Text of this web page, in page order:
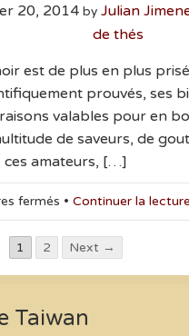
Préparation
20, 2014 by Julian
de thés
est de plus en plus
prouvés, ses
valables pour en
de saveurs, de
ces amateurs, […]
ferméssur
Le
thé
noir
:
Bienfaits
• Continuer la
1 2 Next →
Taiwan